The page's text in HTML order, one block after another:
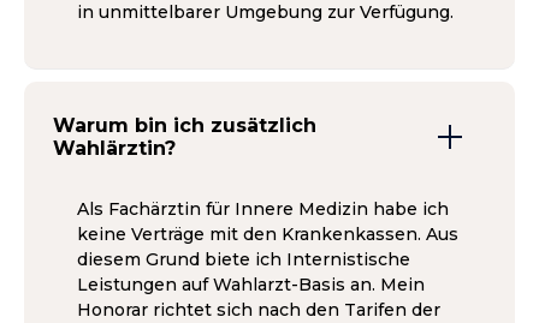
in unmittelbarer Umgebung zur Verfügung.
Warum bin ich zusätzlich
Wahlärztin?
Als Fachärztin für Innere Medizin habe ich
keine Verträge mit den Krankenkassen. Aus
diesem Grund biete ich Internistische
Leistungen auf Wahlarzt-Basis an. Mein
Honorar richtet sich nach den Tarifen der